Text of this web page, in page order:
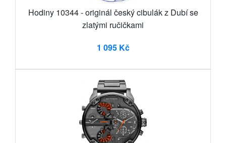
Hodiny 10344 - originál český cibulák z Dubí se
zlatými ručičkami
1 095 Kč